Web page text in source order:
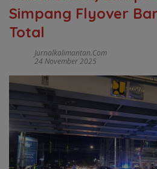
Simpang Flyover
Total
Jurnalkalimantan.com
24 November 2025